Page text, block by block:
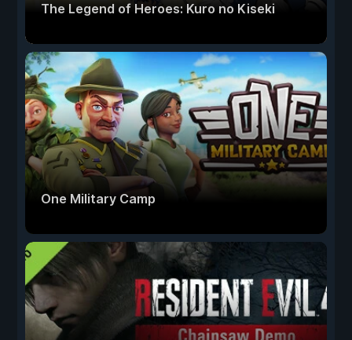
The Legend of Heroes: Kuro no Kiseki
One Military Camp